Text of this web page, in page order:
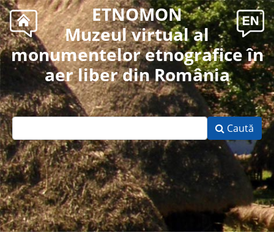
ETNOMON
Muzeul virtual al
monumentelor etnografice în
aer liber din România
Caută